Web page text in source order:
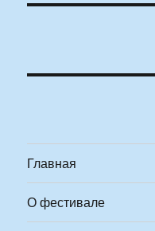
Главная
О фестивале